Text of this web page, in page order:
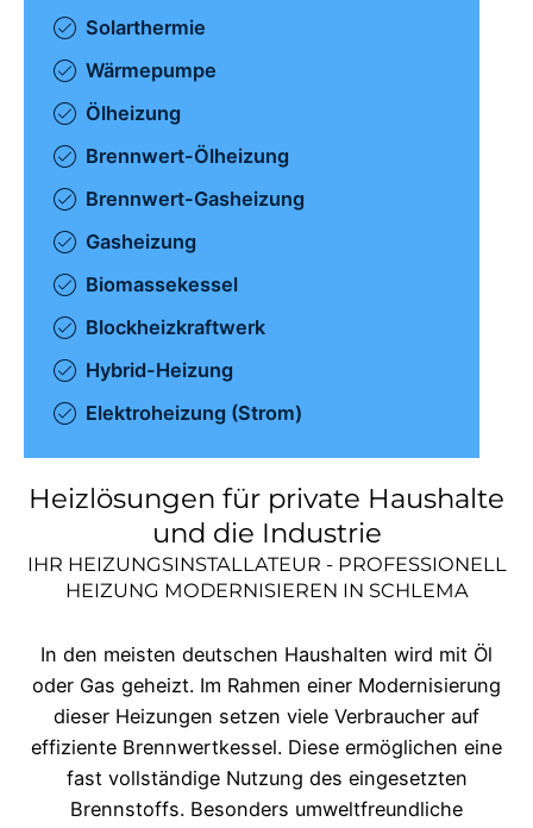
Solarthermie
Wärmepumpe
Ölheizung
Brennwert-Ölheizung
Brennwert-Gasheizung
Gasheizung
Biomassekessel
Blockheizkraftwerk
Hybrid-Heizung
Elektroheizung (Strom)
Heizlösungen für private Haushalte
und die Industrie
IHR HEIZUNGSINSTALLATEUR - PROFESSIONELL
HEIZUNG MODERNISIEREN IN SCHLEMA
In den meisten deutschen Haushalten wird mit Öl
oder Gas geheizt. Im Rahmen einer Modernisierung
dieser Heizungen setzen viele Verbraucher auf
effiziente Brennwertkessel. Diese ermöglichen eine
fast vollständige Nutzung des eingesetzten
Brennstoffs. Besonders umweltfreundliche